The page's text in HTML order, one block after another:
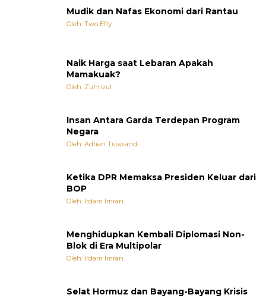
Mudik dan Nafas Ekonomi dari Rantau
Oleh: Two Efly
Naik Harga saat Lebaran Apakah
Mamakuak?
Oleh: Zuhrizul
Insan Antara Garda Terdepan Program
Negara
Oleh: Adrian Tuswandi
Ketika DPR Memaksa Presiden Keluar dari
BOP
Oleh: Irdam Imran
Menghidupkan Kembali Diplomasi Non-
Blok di Era Multipolar
Oleh: Irdam Imran
Selat Hormuz dan Bayang-Bayang Krisis